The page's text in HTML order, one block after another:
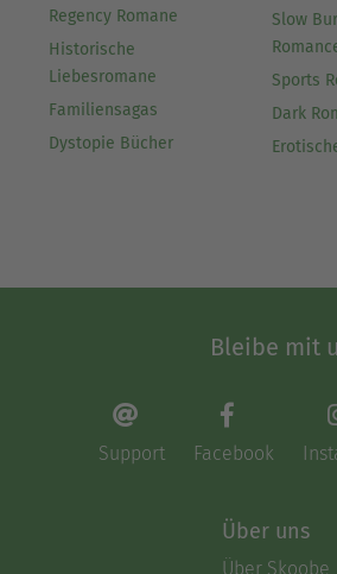
Regency Romane
Historische
Liebesromane
Familiensagas
Dystopie Bücher
Slow
Sports
Dark
Bleibe mit
Support Facebook
Über uns
Über Skoobe